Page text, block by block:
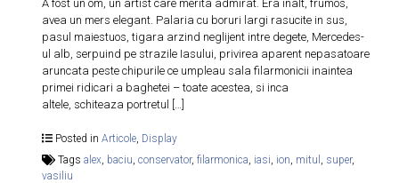
A fost un om, un artist care merita admirat. Era inalt, frumos,
avea un mers elegant. Palaria cu boruri largi rasucite in sus,
pasul maiestuos, tigara arzind neglijent intre degete, Mercedes-
ul alb, serpuind pe strazile Iasului, privirea aparent nepasatoare
aruncata peste chipurile ce umpleau sala filarmonicii inaintea
primei ridicari a baghetei – toate acestea, si inca
altele, schiteaza portretul […]
Posted inArticole Display
Tagsalex baciu ,conservator,filarmonica iasi ion mitul super,
vasiliu